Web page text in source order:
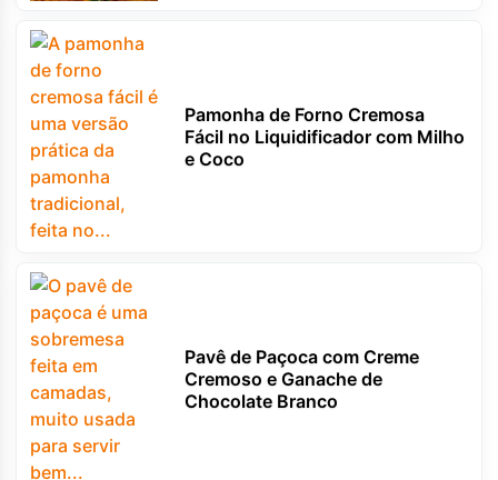
Pamonha de Forno Cremosa
Fácil no Liquidificador com Milho
e Coco
Pavê de Paçoca com Creme
Cremoso e Ganache de
Chocolate Branco